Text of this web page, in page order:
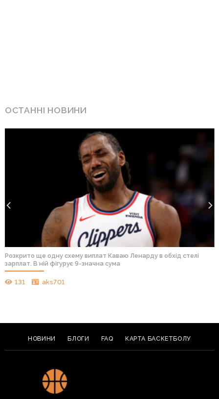
ОСТАННІ НОВИНИ
Розкрито ще одну схему виплат Каваю Ленарду в обхід стелі
зарплат. В ній фігурує 9-значна сума
131 aks701
НОВИНИ БЛОГИ FAQ КАРТА БАСКЕТБОЛУ